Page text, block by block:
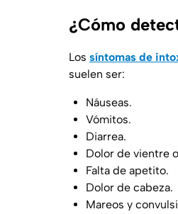
¿Cómo
Los síntomas de
suelen ser:
Náuseas.
Vómitos.
Diarrea.
Dolor de vientre
Falta de apetito.
Dolor de cabeza.
Mareos y